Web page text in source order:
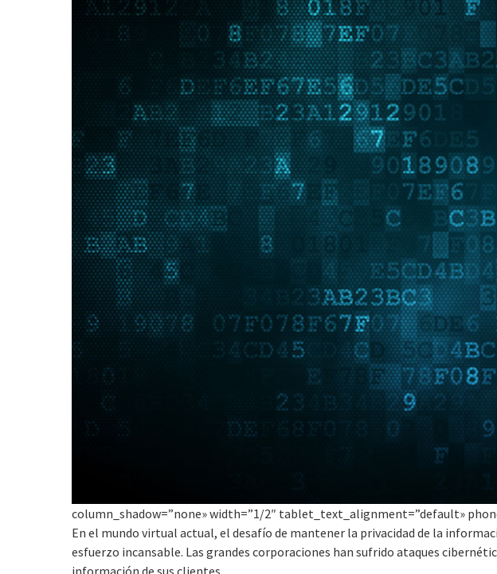
column_shadow=”none» width=”1/2″ tablet_text_alignment=”default»
En el mundo virtual actual, el desafío de mantener la privacidad de la
esfuerzo incansable. Las grandes corporaciones han sufrido ataques
información de sus clientes.